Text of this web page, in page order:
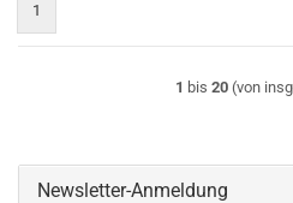
1
1 bis 20 (von
Newsletter-Anmeldung